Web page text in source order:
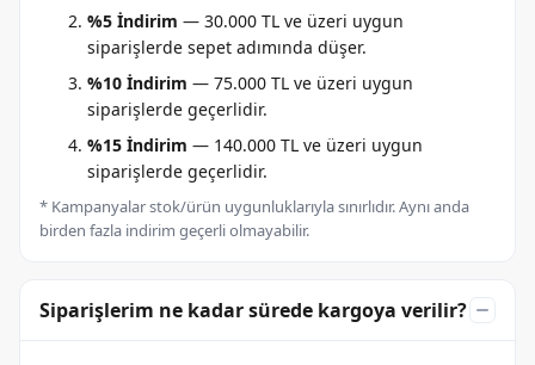
%5 İndirim — 30.000 TL ve üzeri uygun
siparişlerde sepet adımında düşer.
%10 İndirim — 75.000 TL ve üzeri uygun
siparişlerde geçerlidir.
%15 İndirim — 140.000 TL ve üzeri uygun
siparişlerde geçerlidir.
* Kampanyalar stok/ürün uygunluklarıyla sınırlıdır. Aynı anda
birden fazla indirim geçerli olmayabilir.
Siparişlerim ne kadar sürede kargoya verilir?